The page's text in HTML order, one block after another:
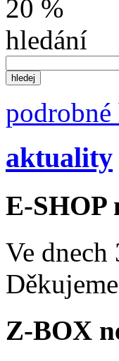
20 %
hledání
aktuality
E-SHOP
Ve dnech
Z-BOX